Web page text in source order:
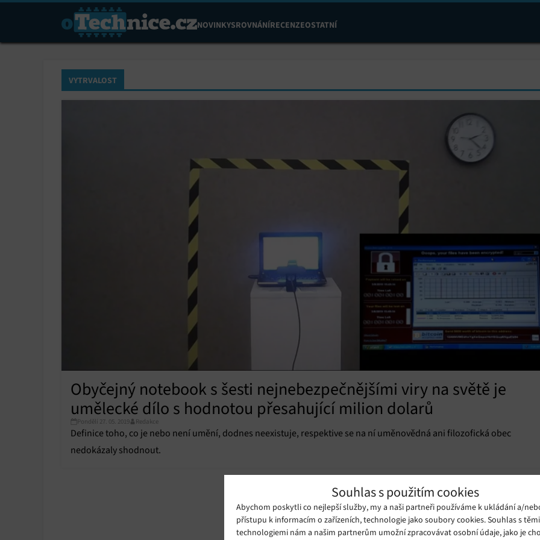
Souhlas s použitím cookies
Abychom poskytli co nejlepší služby, my a naši partneři používáme k ukládání a/
přístupu k informacím o zařízeních, technologie jako soubory cookies. Souhlas s
technologiemi nám a našim partnerům umožní zpracovávat osobní údaje, jako je
NOVINKYSROVNÁNÍRECENZEOSTATNÍ
VYTRVALOST
Obyčejný notebook s šesti nejnebezpečnějšími viry na světě je
umělecké dílo s hodnotou přesahující milion dolarů
Pondělí 27. 05. 2019 Redakce
Definice toho, co je nebo není umění, dodnes neexistuje, respektive se na ní uměnovědná ani filozofická obec
nedokázaly shodnout.